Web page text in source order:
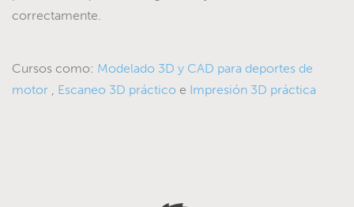
correctamente.
Cursos como: Modelado 3D y CAD para deportes de
motor , Escaneo 3D práctico e Impresión 3D práctica